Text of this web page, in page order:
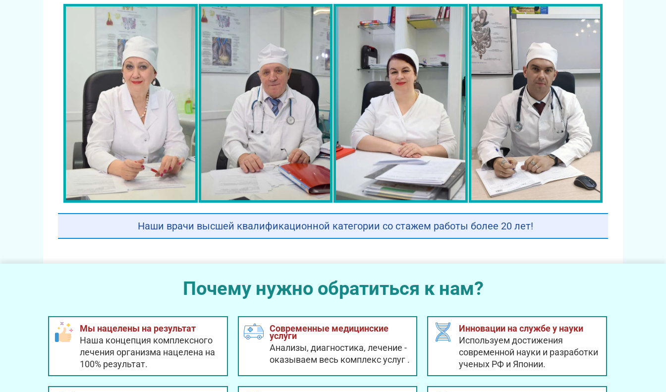
Наши врачи высшей квалификационной категории со стажем работы более 20 лет!
Почему нужно обратиться к нам?
Мы нацелены на результат
Наша концепция комплексного
лечения организма нацелена на
100% результат.
Современные медицинские
услуги
Анализы, диагностика, лечение -
оказываем весь комплекс услуг .
Инновации на службе у науки
Используем достижения
современной науки и разработки
ученых РФ и Японии.